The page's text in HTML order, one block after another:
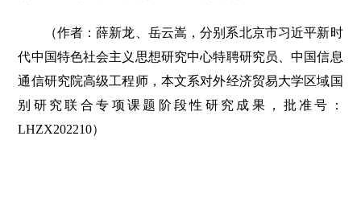
（作者：薛新龙、岳云嵩，分别系北京市习近平新时
代中国特色社会主义思想研究中心特聘研究员、中国信息
通信研究院高级工程师，本文系对外经济贸易大学区域国
别研究联合专项课题阶段性研究成果，批准号：
LHZX202210）